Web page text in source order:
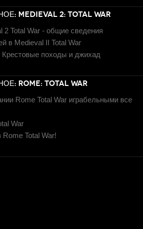
MEDIEVAL 2: TOTAL WAR
2 Total War - общие сведения
в Medieval II Total War
Крестовые походы и джихад
ROME: TOTAL WAR
Rome Total War играбельными все
War
Total War!